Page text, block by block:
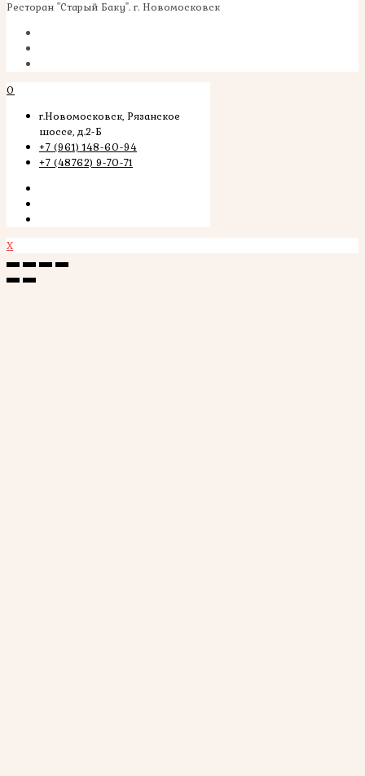
Ресторан "Старый Баку". г. Новомосковск
0
г.Новомосковск, Рязанское
шоссе, д.2-Б
+7 (961) 148-60-94
+7 (48762) 9-70-71
X